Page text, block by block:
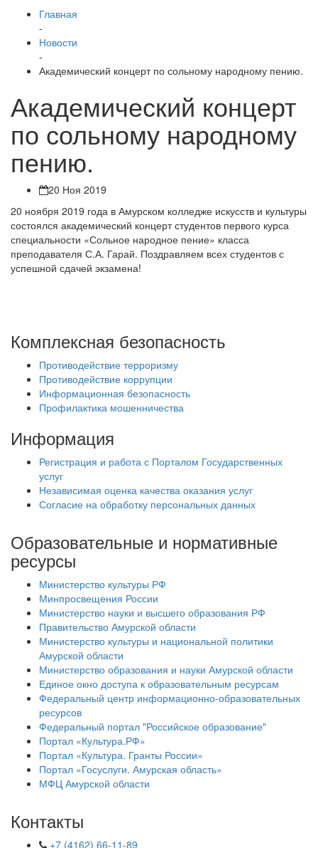
Главная
-
Новости
-
Академический концерт по сольному народному пению.
Академический концерт
по сольному народному
пению.
20 Ноя 2019
20 ноября 2019 года в Амурском колледже искусств и культуры
состоялся академический концерт студентов первого курса
специальности «Сольное народное пение» класса
преподавателя С.А. Гарай. Поздравляем всех студентов с
успешной сдачей экзамена!
Комплексная безопасность
Противодействие терроризму
Противодействие коррупции
Информационная безопасность
Профилактика мошенничества
Информация
Регистрация и работа с Порталом Государственных
услуг
Независимая оценка качества оказания услуг
Согласие на обработку персональных данных
Образовательные и нормативные
ресурсы
Министерство культуры РФ
Минпросвещения России
Министерство науки и высшего образования РФ
Правительство Амурской области
Министерство культуры и национальной политики
Амурской области
Министерство образования и науки Амурской области
Единое окно доступа к образовательным ресурсам
Федеральный центр информационно-образовательных
ресурсов
Федеральный портал "Российское образование"
Портал «Культура.РФ»
Портал «Культура. Гранты России»
Портал «Госуслуги. Амурская область»
МФЦ Амурской области
Контакты
+7 (4162) 66-11-89